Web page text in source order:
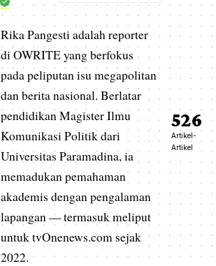
Rika Pangesti adalah reporter
di OWRITE yang berfokus
pada peliputan isu megapolitan
dan berita nasional. Berlatar
pendidikan Magister Ilmu
Komunikasi Politik dari
Universitas Paramadina, ia
memadukan pemahaman
akademis dengan pengalaman
lapangan — termasuk meliput
untuk tvOnenews.com sejak
2022.
526
Artikel-
Artikel